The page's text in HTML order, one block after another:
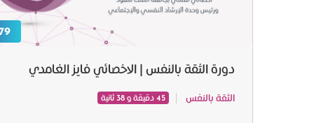
79
دورة الثقة بالنفس | الاخصائي فايز الغامدي
الثقة بالنفس 45 دقيقة و 38 ثانية